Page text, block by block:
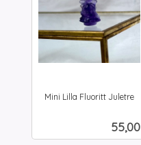
Mini Lilla Fluoritt Juletre
Pris
55,00